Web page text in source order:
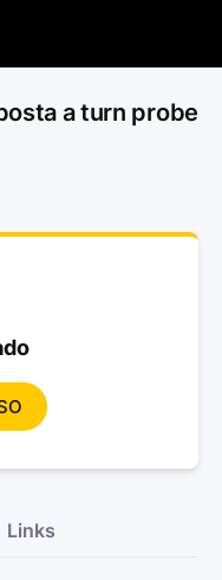
a turn probe
Links